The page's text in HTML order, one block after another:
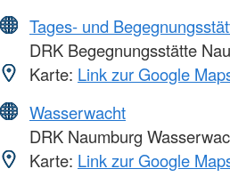
Tages- und
DRK Begegnungsstätte
Karte: Link zur Google
Wasserwacht
DRK Naumburg
Karte: Link zur Google